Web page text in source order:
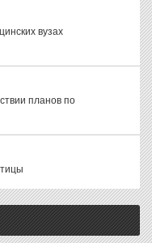
вузах
планов по